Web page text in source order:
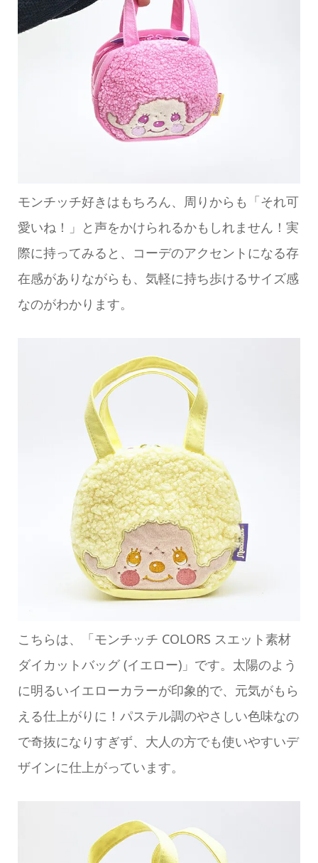
モンチッチ好きはもちろん、周りからも「それ可
愛いね！」と声をかけられるかもしれません！実
際に持ってみると、コーデのアクセントになる存
在感がありながらも、気軽に持ち歩けるサイズ感
なのがわかります。
こちらは、「モンチッチ COLORS スエット素材
ダイカットバッグ (イエロー)」です。太陽のよう
に明るいイエローカラーが印象的で、元気がもら
える仕上がりに！パステル調のやさしい色味なの
で奇抜になりすぎず、大人の方でも使いやすいデ
ザインに仕上がっています。